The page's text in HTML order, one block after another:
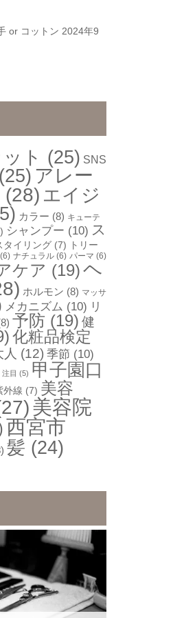
or コットン 2024年9
ト (25) SNS
(25) アレー
(28) エイジ
カラー (8) キューテ
シャンプー (10) ス
タイリング (7)
トリー
(6) ナチュラル (6) パーマ (6)
ケア (19)ヘ
ホルモン (8) マッサ
メカニズム (10) リ
予防 (19) 健
化粧品検定
人 (12) 季節 (10)
注目 (5) 甲子園口
外線 (7) 美容
美容院
西宮市
髪 (24)